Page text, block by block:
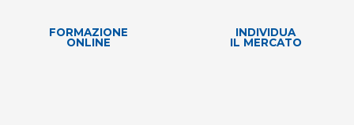
FORMAZIONE
ONLINE
INDIVIDUA
IL MERCATO